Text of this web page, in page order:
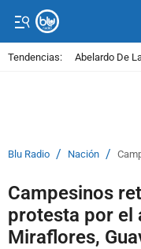
Tendencias: Abelardo De
Blu Radio / Nación /
Campesinos
protesta por el
Miraflores,